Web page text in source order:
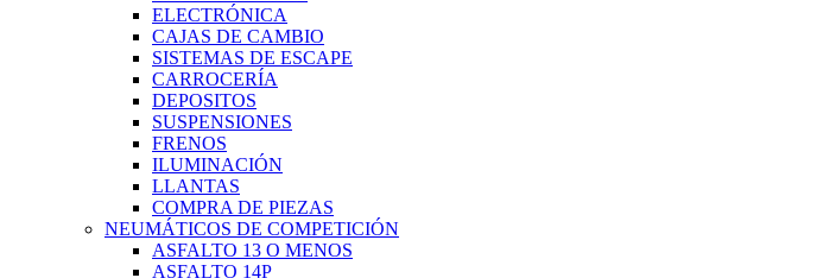
ELECTRÓNICA
CAJAS DE CAMBIO
SISTEMAS DE ESCAPE
CARROCERÍA
DEPOSITOS
SUSPENSIONES
FRENOS
ILUMINACIÓN
LLANTAS
COMPRA DE PIEZAS
NEUMÁTICOS DE COMPETICIÓN
ASFALTO 13 O MENOS
ASFALTO 14P